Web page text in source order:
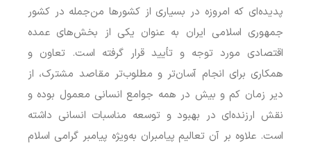
پدیده‌ای که امروزه در بسیاری از کشورها من‌جمله در کشور
جمهوری اسلامی ایران به عنوان یکی از بخش‌های عمده
اقتصادی مورد توجه و تأیید قرار گرفته است. تعاون و
همکاری برای انجام آسان‌تر و مطلوب‌تر مقاصد مشترک، از
دیر زمان کم و بیش در همه جوامع انسانی معمول بوده و
نقش ارزنده‌ای در بهبود و توسعه مناسبات انسانی داشته
است. علاوه بر آن تعالیم پیامبران به‌ویژه پیامبر گرامی اسلام